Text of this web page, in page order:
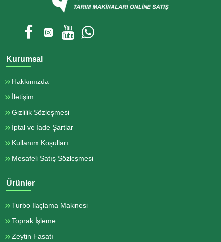
Kurumsal
Hakkımızda
İletişim
Gizlilik Sözleşmesi
İptal ve İade Şartları
Kullanım Koşulları
Mesafeli Satış Sözleşmesi
Ürünler
Turbo İlaçlama Makinesi
Toprak İşleme
Zeytin Hasatı